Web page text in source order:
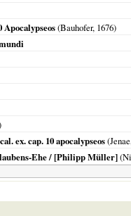
(Bauhofer, 1676)
ex. cap. 10 apocalypseos(Jenae
Ehe / [Philipp Müller]